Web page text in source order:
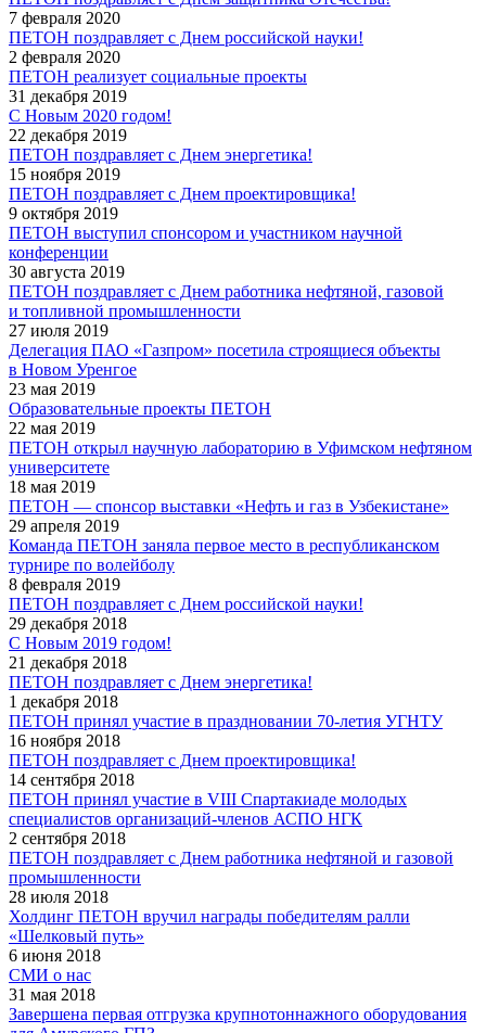
7 февраля 2020
ПЕТОН поздравляет с Днем российской науки!
2 февраля 2020
ПЕТОН реализует социальные проекты
31 декабря 2019
С Новым 2020 годом!
22 декабря 2019
ПЕТОН поздравляет с Днем энергетика!
15 ноября 2019
ПЕТОН поздравляет с Днем проектировщика!
9 октября 2019
ПЕТОН выступил спонсором и участником научной
конференции
30 августа 2019
ПЕТОН поздравляет с Днем работника нефтяной, газовой
и топливной промышленности
27 июля 2019
Делегация ПАО «Газпром» посетила строящиеся объекты
в Новом Уренгое
23 мая 2019
Образовательные проекты ПЕТОН
22 мая 2019
ПЕТОН открыл научную лабораторию в Уфимском нефтяном
университете
18 мая 2019
ПЕТОН — спонсор выставки «Нефть и газ в Узбекистане»
29 апреля 2019
Команда ПЕТОН заняла первое место в республиканском
турнире по волейболу
8 февраля 2019
ПЕТОН поздравляет с Днем российской науки!
29 декабря 2018
С Новым 2019 годом!
21 декабря 2018
ПЕТОН поздравляет с Днем энергетика!
1 декабря 2018
ПЕТОН принял участие в праздновании 70-летия УГНТУ
16 ноября 2018
ПЕТОН поздравляет с Днем проектировщика!
14 сентября 2018
ПЕТОН принял участие в VIII Спартакиаде молодых
специалистов организаций-членов АСПО НГК
2 сентября 2018
ПЕТОН поздравляет с Днем работника нефтяной и газовой
промышленности
28 июля 2018
Холдинг ПЕТОН вручил награды победителям ралли
«Шелковый путь»
6 июня 2018
СМИ о нас
31 мая 2018
Завершена первая отгрузка крупнотоннажного оборудования